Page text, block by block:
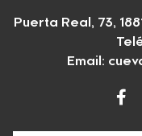
Puerta Real, 73,
Email: